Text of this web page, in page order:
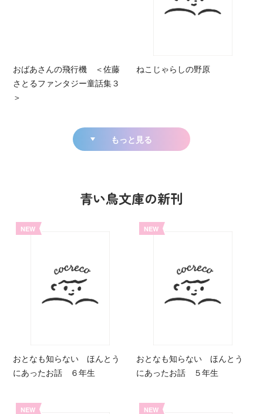
おばあさんの飛行機 ＜佐藤
さとるファンタジー童話集３
＞
ねこじゃらしの野原
もっと見る
青い鳥文庫の新刊
NEW
おとなも知らない ほんとう
にあったお話 ６年生
NEW
おとなも知らない ほんとう
にあったお話 ５年生
NEW NEW